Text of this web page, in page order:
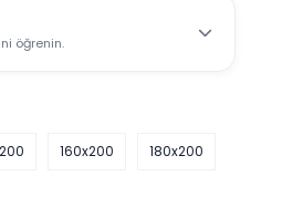
öğrenin.
160x200 180x200